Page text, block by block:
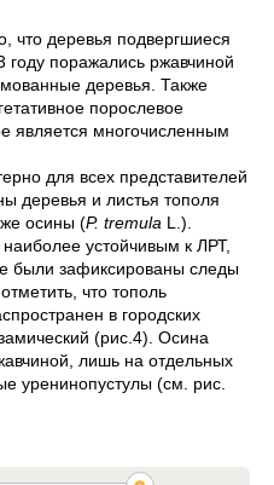
что деревья подвергшиеся
поражались ржавчиной
деревья. Также
порослевое
является многочисленным
для всех представителей
деревья и листья тополя
осины (P. tremula L.).
устойчивым к ЛРТ,
были зафиксированы следы
что тополь
в городских
(рис.4). Осина
лишь на отдельных
уренинопустулы (см. рис.